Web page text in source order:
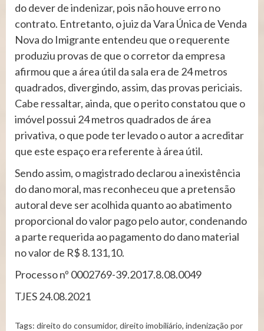
do dever de indenizar, pois não houve erro no
contrato. Entretanto, o juiz da Vara Única de Venda
Nova do Imigrante entendeu que o requerente
produziu provas de que o corretor da empresa
afirmou que a área útil da sala era de 24 metros
quadrados, divergindo, assim, das provas periciais.
Cabe ressaltar, ainda, que o perito constatou que o
imóvel possui 24 metros quadrados de área
privativa, o que pode ter levado o autor a acreditar
que este espaço era referente à área útil.
Sendo assim, o magistrado declarou a inexistência
do dano moral, mas reconheceu que a pretensão
autoral deve ser acolhida quanto ao abatimento
proporcional do valor pago pelo autor, condenando
a parte requerida ao pagamento do dano material
no valor de R$ 8.131,10.
Processo nº 0002769-39.2017.8.08.0049
TJES 24.08.2021
Tags: direito do consumidor, direito imobiliário, indenização por